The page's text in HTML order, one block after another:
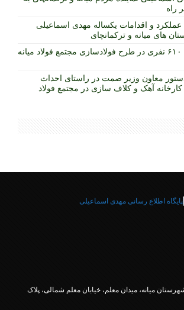
راه
عملکرد و اقدامات یکساله مهدی اسماعیلی
های میانه و ترکمانچای
اطلاعیه استخدام ۶۱۰ نفری در طرح فولادسازی مجتمع فولاد میانه
معاون وزیر صمت در راستای احداث
کارخانه آهک و کلاف سازی در مجتمع فولاد
میانه، میدان معلم، خیابان معلم شمالی، پلاک